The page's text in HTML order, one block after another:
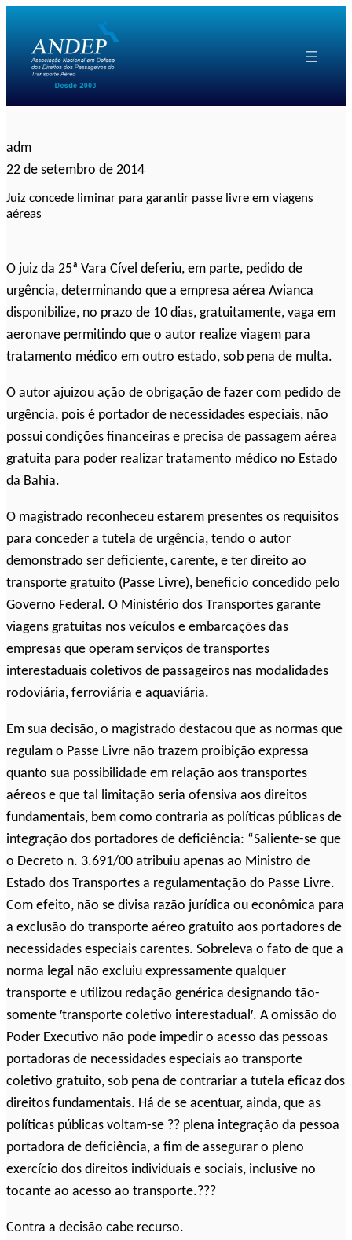
conteúdo
adm
22 de setembro de 2014
Juiz concede liminar para garantir passe livre em viagens
aéreas
O juiz da 25ª Vara Cível deferiu, em parte, pedido de
urgência, determinando que a empresa aérea Avianca
disponibilize, no prazo de 10 dias, gratuitamente, vaga em
aeronave permitindo que o autor realize viagem para
tratamento médico em outro estado, sob pena de multa.
O autor ajuizou ação de obrigação de fazer com pedido de
urgência, pois é portador de necessidades especiais, não
possui condições financeiras e precisa de passagem aérea
gratuita para poder realizar tratamento médico no Estado
da Bahia.
O magistrado reconheceu estarem presentes os requisitos
para conceder a tutela de urgência, tendo o autor
demonstrado ser deficiente, carente, e ter direito ao
transporte gratuito (Passe Livre), beneficio concedido pelo
Governo Federal. O Ministério dos Transportes garante
viagens gratuitas nos veículos e embarcações das
empresas que operam serviços de transportes
interestaduais coletivos de passageiros nas modalidades
rodoviária, ferroviária e aquaviária.
Em sua decisão, o magistrado destacou que as normas que
regulam o Passe Livre não trazem proibição expressa
quanto sua possibilidade em relação aos transportes
aéreos e que tal limitação seria ofensiva aos direitos
fundamentais, bem como contraria as políticas públicas de
integração dos portadores de deficiência: “Saliente-se que
o Decreto n. 3.691/00 atribuiu apenas ao Ministro de
Estado dos Transportes a regulamentação do Passe Livre.
Com efeito, não se divisa razão jurídica ou econômica para
a exclusão do transporte aéreo gratuito aos portadores de
necessidades especiais carentes. Sobreleva o fato de que a
norma legal não excluiu expressamente qualquer
transporte e utilizou redação genérica designando tão-
somente ′transporte coletivo interestadual′. A omissão do
Poder Executivo não pode impedir o acesso das pessoas
portadoras de necessidades especiais ao transporte
coletivo gratuito, sob pena de contrariar a tutela eficaz dos
direitos fundamentais. Há de se acentuar, ainda, que as
políticas públicas voltam-se ?? plena integração da pessoa
portadora de deficiência, a fim de assegurar o pleno
exercício dos direitos individuais e sociais, inclusive no
tocante ao acesso ao transporte.???
Contra a decisão cabe recurso.